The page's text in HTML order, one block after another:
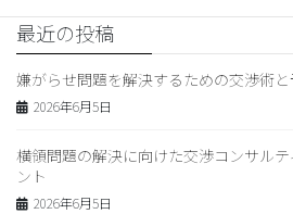
最近の投稿
嫌がらせ問題を解決するための交渉術と
2026年6月5日
横領問題の解決に向けた交渉コンサル
ント
2026年6月5日